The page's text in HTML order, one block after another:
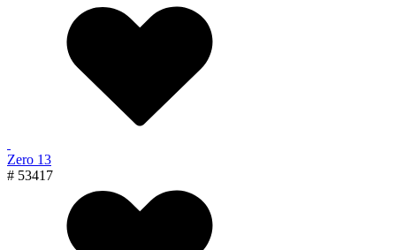
Zero 13
# 53417